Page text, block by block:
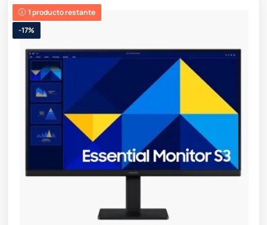
1 producto restante
-17%